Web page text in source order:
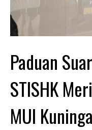
Paduan
STISHK
MUI